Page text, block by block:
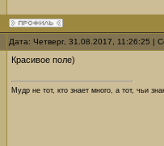
Дата: Четверг, 31.08.2017, 11:26:25 |
Красивое поле)
Мудр не тот, кто знает много, а тот, чьи